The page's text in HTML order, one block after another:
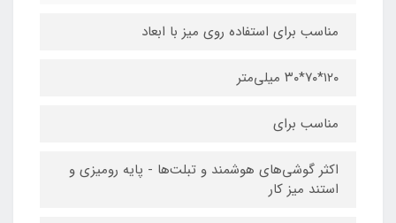
مناسب برای استفاده روی میز با ابعاد
۱۲۰*۷۰*۳۰ میلی‌متر
مناسب برای
اکثر گوشی‌های هوشمند و تبلت‌ها - پایه رومیزی و
استند میز کار